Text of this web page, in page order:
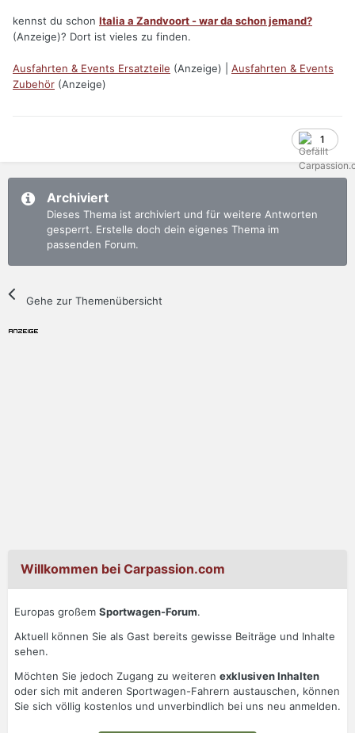
kennst du schon Italia a Zandvoort - war da schon jemand?
(Anzeige)? Dort ist vieles zu finden.
Ausfahrten & Events Ersatzteile (Anzeige) | Ausfahrten & Events
Zubehör (Anzeige)
1
Archiviert
Dieses Thema ist archiviert und für weitere Antworten
gesperrt. Erstelle doch dein eigenes Thema im
passenden Forum.
Gehe zur Themenübersicht
Willkommen bei Carpassion.com
Europas großem Sportwagen-Forum.
Aktuell können Sie als Gast bereits gewisse Beiträge und Inhalte
sehen.
Möchten Sie jedoch Zugang zu weiteren exklusiven Inhalten
oder sich mit anderen Sportwagen-Fahrern austauschen, können
Sie sich völlig kostenlos und unverbindlich bei uns neu anmelden.